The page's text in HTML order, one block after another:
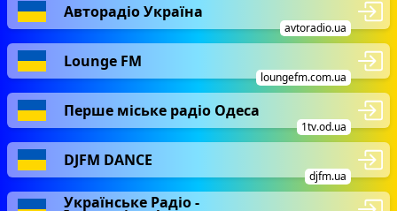
Авторадіо Україна
avtoradio.ua
Lounge FM
loungefm.com.ua
Перше міське радіо Одеса
1tv.od.ua
DJFM DANCE
djfm.ua
Українське Радіо -